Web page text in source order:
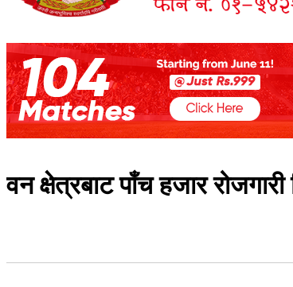
वन क्षेत्रबाट पाँच हजार रोजगारी